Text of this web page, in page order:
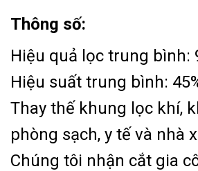
Thông số:
Hiệu quả lọc trung bình:
Hiệu suất trung bình:
Thay thế khung lọc khí,
phòng sạch, y tế và nhà
Chúng tôi nhận cắt gia